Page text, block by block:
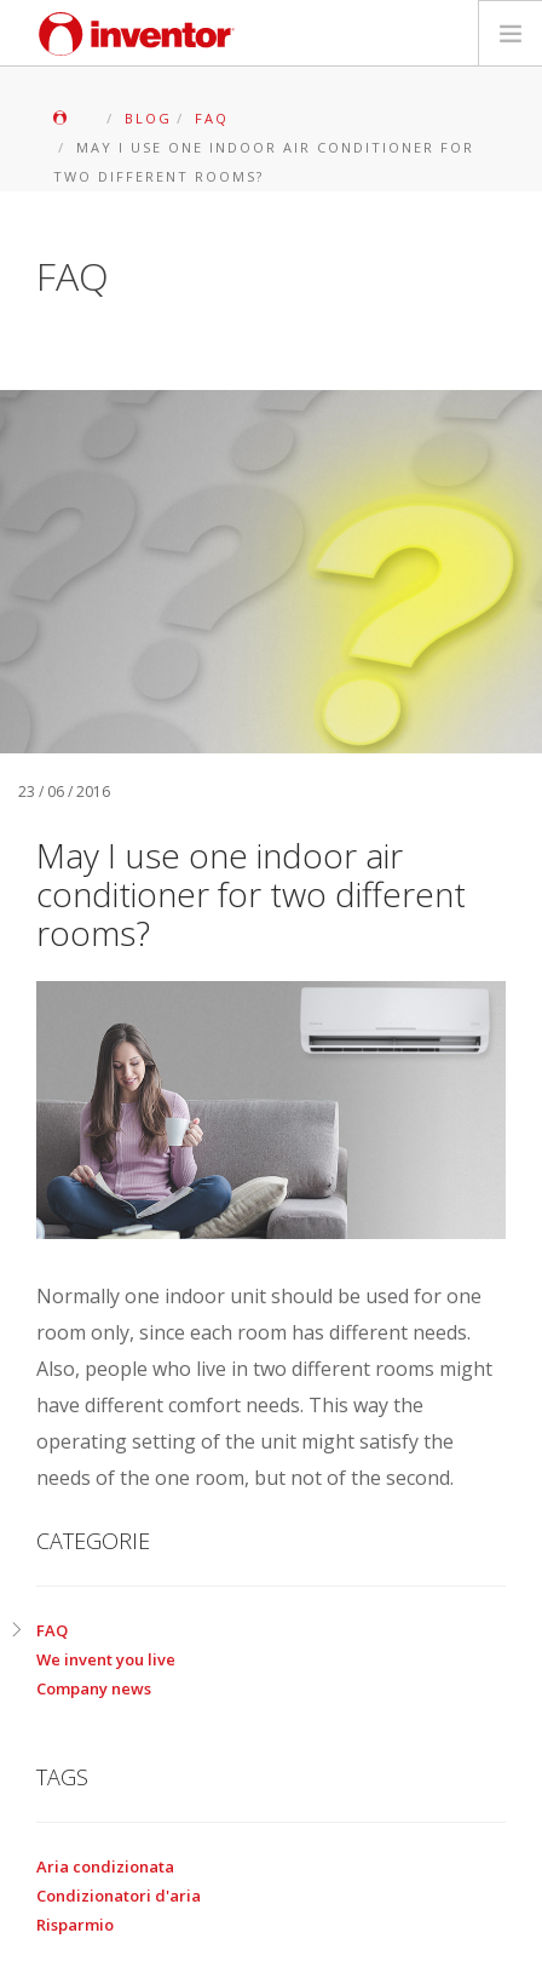
Trova un punto vendita
BLOG
FAQ
MAY I USE ONE INDOOR AIR CONDITIONER FOR
TWO DIFFERENT ROOMS?
FAQ
23 / 06 / 2016
May I use one indoor air
conditioner for two different
rooms?
Normally one indoor unit should be used for one
room only, since each room has different needs.
Also, people who live in two different rooms might
have different comfort needs. This way the
operating setting of the unit might satisfy the
needs of the one room, but not of the second.
CATEGORIE
FAQ
We invent you live
Company news
TAGS
Aria condizionata
Condizionatori d'aria
Risparmio